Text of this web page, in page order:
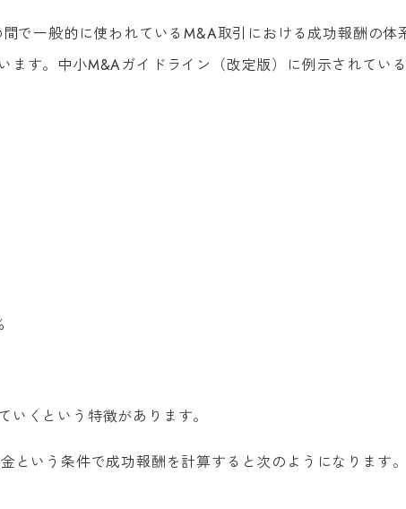
で一般的に使われているM&A取引における成功報酬の体
す。中小M&Aガイドライン（改定版）に例示されてい
くという特徴があります。
いう条件で成功報酬を計算すると次のようになります。